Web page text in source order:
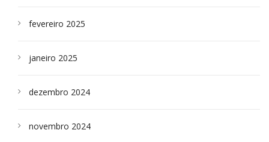
fevereiro 2025
janeiro 2025
dezembro 2024
novembro 2024